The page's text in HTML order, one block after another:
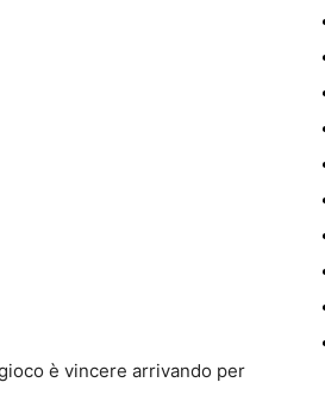
è vincere arrivando per